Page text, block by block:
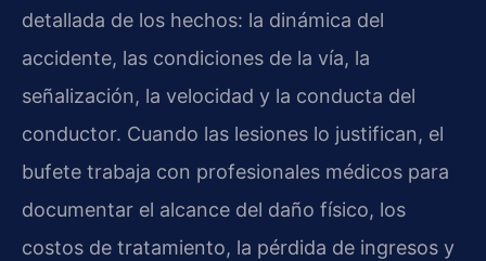
detallada de los hechos: la dinámica del
accidente, las condiciones de la vía, la
señalización, la velocidad y la conducta del
conductor. Cuando las lesiones lo justifican, el
bufete trabaja con profesionales médicos para
documentar el alcance del daño físico, los
costos de tratamiento, la pérdida de ingresos y